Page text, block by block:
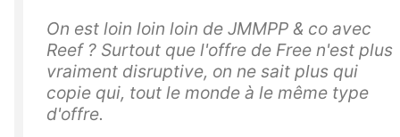
On est loin loin loin de JMMPP & co avec
Reef ? Surtout que l'offre de Free n'est plus
vraiment disruptive, on ne sait plus qui
copie qui, tout le monde à le même type
d'offre.